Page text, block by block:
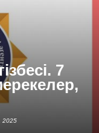
7
2025